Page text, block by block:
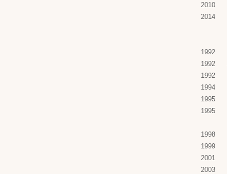
2010
2014
1992
1992
1992
1994
1995
1995
1998
1999
2001
2003